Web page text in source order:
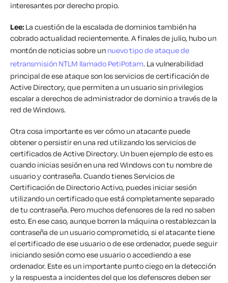
interesantes por derecho propio.
Lee: La cuestión de la escalada de dominios también ha
cobrado actualidad recientemente. A finales de julio, hubo un
montón de noticias sobre un nuevo tipo de ataque de
retransmisión NTLM llamado PetiPotam. La vulnerabilidad
principal de ese ataque son los servicios de certificación de
Active Directory, que permiten a un usuario sin privilegios
escalar a derechos de administrador de dominio a través de la
red de Windows.
Otra cosa importante es ver cómo un atacante puede
obtener o persistir en una red utilizando los servicios de
certificados de Active Directory. Un buen ejemplo de esto es
cuando inicias sesión en una red Windows con tu nombre de
usuario y contraseña. Cuando tienes Servicios de
Certificación de Directorio Activo, puedes iniciar sesión
utilizando un certificado que está completamente separado
de tu contraseña. Pero muchos defensores de la red no saben
esto. En ese caso, aunque borren la máquina o restablezcan la
contraseña de un usuario comprometido, si el atacante tiene
el certificado de ese usuario o de ese ordenador, puede seguir
iniciando sesión como ese usuario o accediendo a ese
ordenador. Este es un importante punto ciego en la detección
y la respuesta a incidentes del que los defensores deben ser